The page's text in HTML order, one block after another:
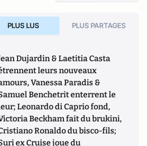
PLUS LUS PLUS PARTAGES
Dujardin & Laetitia Casta
leurs nouveaux
Vanessa Paradis &
Benchetrit enterrent le
Leonardo di Caprio fond,
Beckham fait du brukini,
Ronaldo du bisco-fils;
ex Cruise joue du